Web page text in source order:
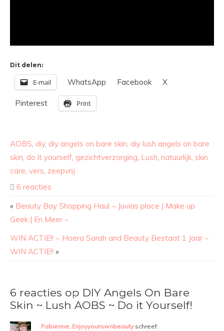
Dit delen:
E-mail WhatsApp Facebook X
Pinterest Print
AOBS, diy, diy angels on bare skin, diy lush angels on bare
skin, do it yourself, gezichtverzorging, Lush, natuurlijk, skin
care, vers, zeepvrij
6 reacties
« Beauty Bay Shopping Haul ~ Juvias place | Make up
Geek | En Meer ~
WIN ACTIE!! ~ Hoera Sarah and Beauty Bestaat 1 Jaar ~
WIN ACTIE!! »
6 reacties op DIY Angels On Bare
Skin ~ Lush AOBS ~ Do it Yourself!
Fabienne, Enjoyyourownbeauty schreef: